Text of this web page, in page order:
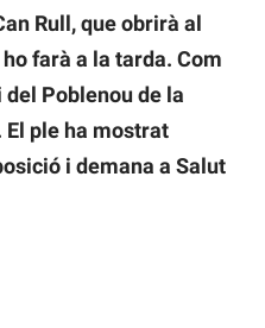
Rull, que obrirà al
farà a la tarda. Com
Poblenou de la
ple ha mostrat
i demana a Salut